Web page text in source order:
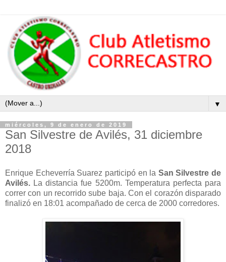
▼
miércoles, 9 de enero de 2019
San Silvestre de Avilés, 31 diciembre
2018
Enrique Echeverría Suarez participó en la San Silvestre de
Avilés. La distancia fue 5200m. Temperatura perfecta para
correr con un recorrido sube baja. Con el corazón disparado
finalizó en 18:01 acompañado de cerca de 2000 corredores.